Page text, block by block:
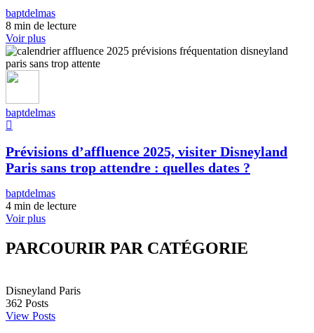
baptdelmas
8 min de lecture
Voir plus
baptdelmas
Prévisions d’affluence 2025, visiter Disneyland
Paris sans trop attendre : quelles dates ?
baptdelmas
4 min de lecture
Voir plus
PARCOURIR PAR CATÉGORIE
Disneyland Paris
362 Posts
View Posts